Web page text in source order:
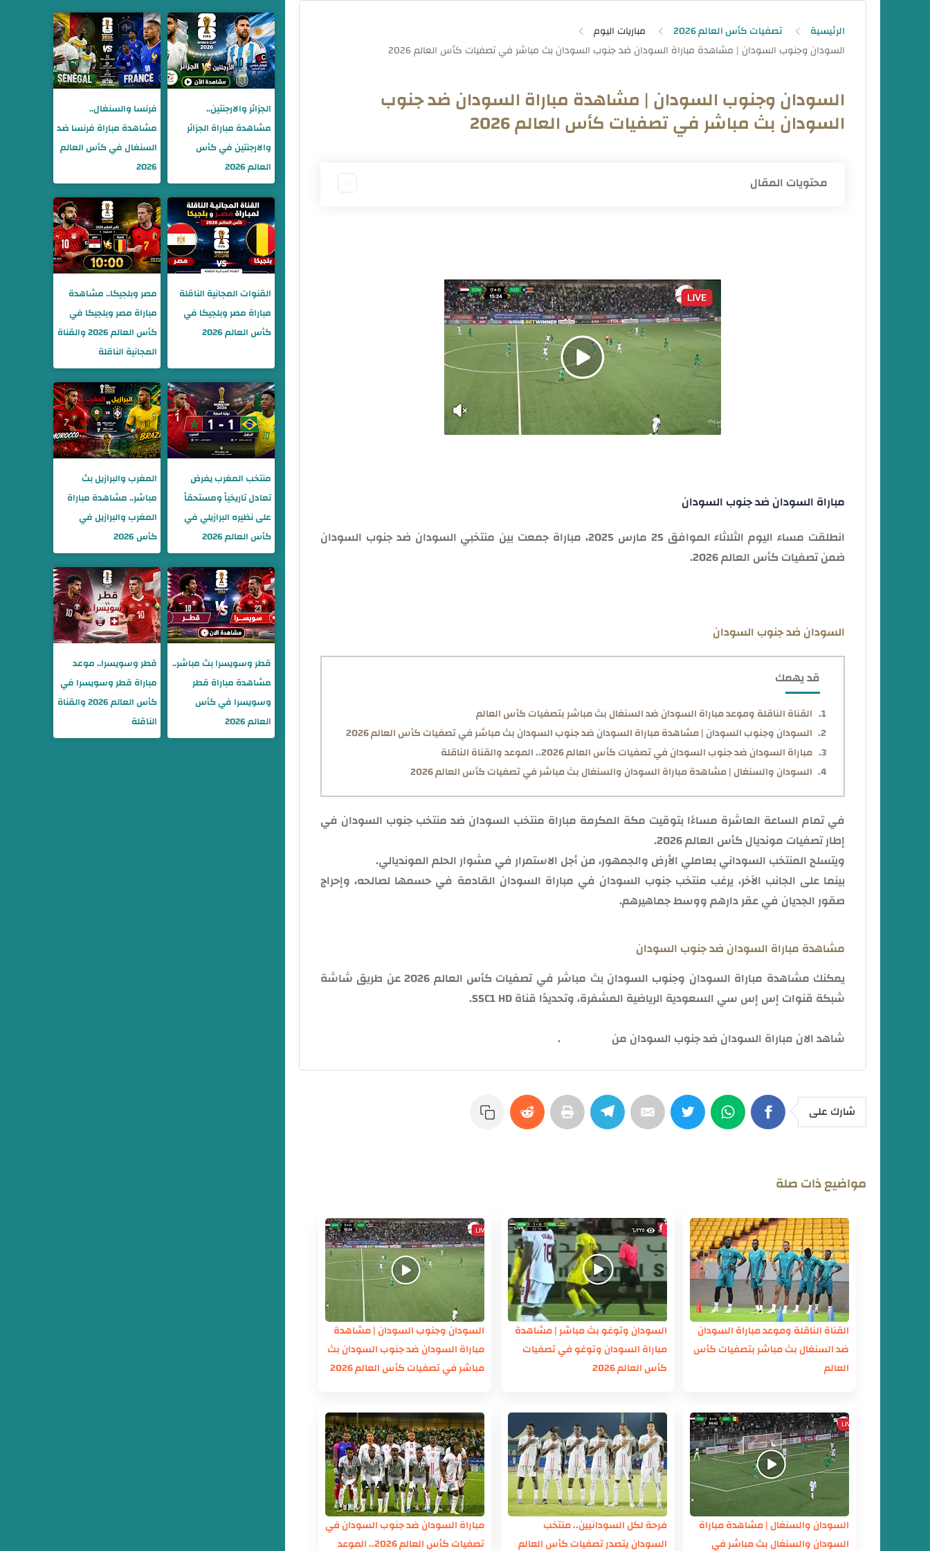
الرئيسية تصفيات كأس العالم 2026 مباريات اليوم
السودان وجنوب السودان | مشاهدة مباراة السودان ضد جنوب
السودان بث مباشر في تصفيات كأس العالم 2026
محتويات المقال
مباراة السودان ضد جنوب السودان
انطلقت مساء اليوم الثلاثاء الموافق 25 مارس 2025، مباراة جمعت بين منتخبي السودان ضد جنوب السودان
ضمن تصفيات كأس العالم 2026.
السودان ضد جنوب السودان
قد يهمك
القناة الناقلة وموعد مباراة السودان ضد السنغال بث مباشر بتصفيات كأس العالم
السودان وجنوب السودان | مشاهدة مباراة السودان ضد جنوب السودان بث مباشر في تصفيات كأس العالم 2026
مباراة السودان ضد جنوب السودان في تصفيات كأس العالم 2026.. الموعد والقناة الناقلة
السودان والسنغال | مشاهدة مباراة السودان والسنغال بث مباشر في تصفيات كأس العالم 2026
في تمام الساعة العاشرة مساءًا بتوقيت مكة المكرمة مباراة منتخب السودان ضد منتخب جنوب السودان في
إطار تصفيات مونديال كأس العالم 2026.
ويتسلح المنتخب السوداني بعاملي الأرض والجمهور، من أجل الاستمرار في مشوار الحلم المونديالي.
بينما على الجانب الآخر، يرغب منتخب جنوب السودان في مباراة السودان القادمة في حسمها لصالحه، وإحراج
صقور الجديان في عقر دارهم ووسط جماهيرهم.
مشاهدة مباراة السودان ضد جنوب السودان
يمكنك مشاهدة مباراة السودان وجنوب السودان بث مباشر في تصفيات كأس العالم 2026 عن طريق شاشة
شبكة قنوات إس إس سي السعودية الرياضية المشفرة، وتحديدًا قناة SSC1 HD.
شاهد الان مباراة السودان ضد جنوب السودان من
.
شارك على
مواضيع ذات صلة
القناة الناقلة وموعد مباراة السودان
ضد السنغال بث مباشر بتصفيات كأس
العالم
السودان وتوغو بث مباشر | مشاهدة
مباراة السودان وتوغو في تصفيات
كأس العالم 2026
السودان وجنوب السودان | مشاهدة
مباراة السودان ضد جنوب السودان بث
مباشر في تصفيات كأس العالم 2026
السودان والسنغال | مشاهدة مباراة
السودان والسنغال بث مباشر في
فرحة لكل السودانيين.. منتخب
السودان يتصدر تصفيات كأس العالم
مباراة السودان ضد جنوب السودان في
تصفيات كأس العالم 2026.. الموعد
الجزائر والارجنتين..
مشاهدة مباراة الجزائر
والارجنتين في كأس
العالم 2026
فرنسا والسنغال..
مشاهدة مباراة فرنسا ضد
السنغال في كأس العالم
2026
القنوات المجانية الناقلة
مباراة مصر وبلجيكا في
كأس العالم 2026
مصر وبلجيكا.. مشاهدة
مباراة مصر وبلجيكا في
كأس العالم 2026 والقناة
المجانية الناقلة
منتخب المغرب يفرض
تعادل تاريخياً ومستحقاً
على نظيره البرازيلي في
كأس العالم 2026
المغرب والبرازيل بث
مباشر.. مشاهدة مباراة
المغرب والبرازيل في
كأس 2026
قطر وسويسرا بث مباشر..
مشاهدة مباراة قطر
وسويسرا في كأس
العالم 2026
قطر وسويسرا.. موعد
مباراة قطر وسويسرا في
كأس العالم 2026 والقناة
الناقلة